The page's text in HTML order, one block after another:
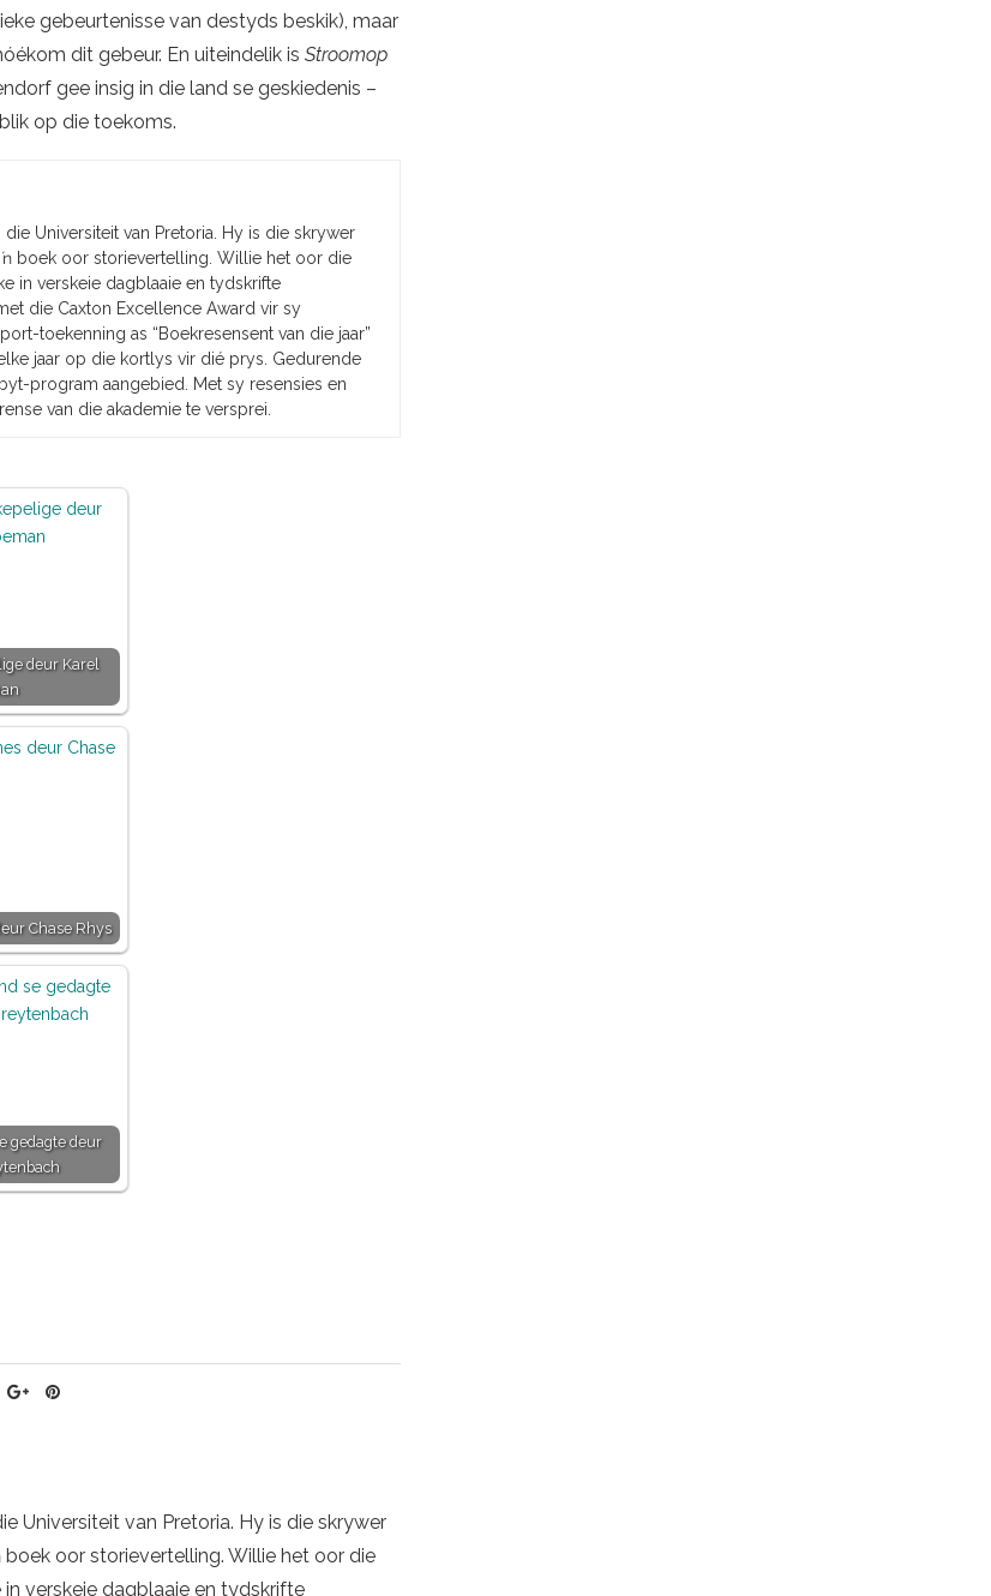
gebeurtenisse van destyds beskik), maar
dit gebeur. En uiteindelik is Stroomop
gee insig in die land se geskiedenis –
op die toekoms.
Universiteit van Pretoria. Hy is die skrywer
boek oor storievertelling. Willie het oor die
in verskeie dagblaaie en tydskrifte
die Caxton Excellence Award vir sy
toekenning as “Boekresensent van die jaar”
jaar op die kortlys vir dié prys. Gedurende
program aangebied. Met sy resensies en
van die akademie te versprei.
deur Karel
Chase Rhys
gedagte deur
Universiteit van Pretoria. Hy is die skrywer
oor storievertelling. Willie het oor die
verskeie dagblaaie en tydskrifte